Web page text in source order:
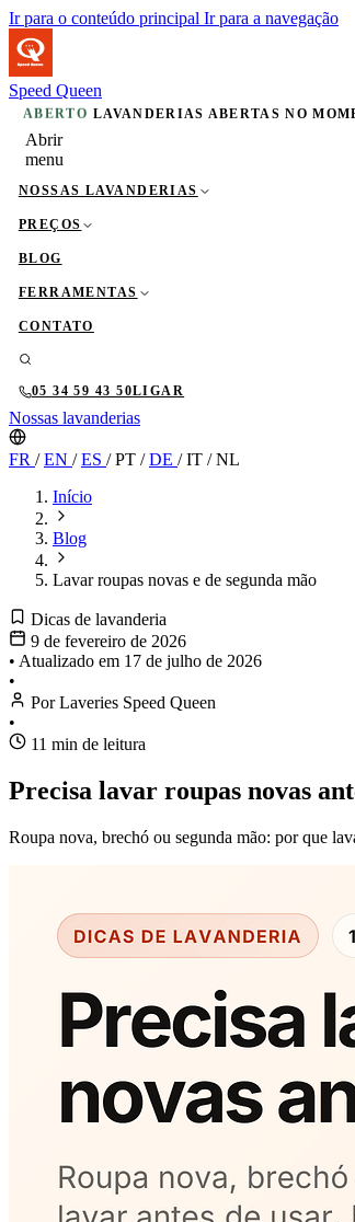
Ir para o conteúdo principal Ir para a navegação
Speed Queen
ABERTO LAVANDERIAS ABERTAS NO
Abrir
menu
NOSSAS LAVANDERIAS
PREÇOS
BLOG
FERRAMENTAS
CONTATO
05 34 59 43 50LIGAR
Nossas lavanderias
FR /EN /ES /PT /DE /IT /NL
Início
Blog
Lavar roupas novas e de segunda mão
Dicas de lavanderia
9 de fevereiro de 2026
• Atualizado em 17 de julho de 2026
•
Por Laveries Speed Queen
•
11 min de leitura
Precisa lavar roupas novas
Roupa nova, brechó ou segunda mão: por que